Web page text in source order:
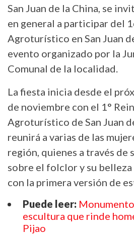
San Juan de la China, se
en general a participar del
Agroturístico en San Juan
evento organizado por la
Comunal de la localidad.
La fiesta inicia desde el
de noviembre con el 1°
Agroturístico de San Juan
reunirá a varias de las
región, quienes a través de
sobre el folclor y su belleza
con la primera versión de
Puede leer:
escultura que rinde
Pijao